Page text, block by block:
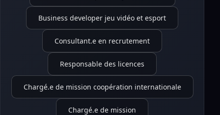
Business developer jeu vidéo et esport
Consultant.e en recrutement
Responsable des licences
Chargé.e de mission coopération internationale
Chargé.e de mission